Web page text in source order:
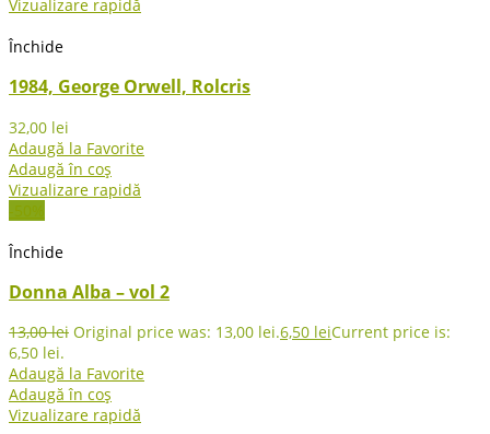
Vizualizare rapidă
Închide
1984, George Orwell, Rolcris
32,00 lei
Adaugă la Favorite
Adaugă în coș
Vizualizare rapidă
-50%
Închide
Donna Alba – vol 2
13,00lei Original price was: 13,00 lei.6,50 leiCurrent price is:
6,50 lei.
Adaugă la Favorite
Adaugă în coș
Vizualizare rapidă